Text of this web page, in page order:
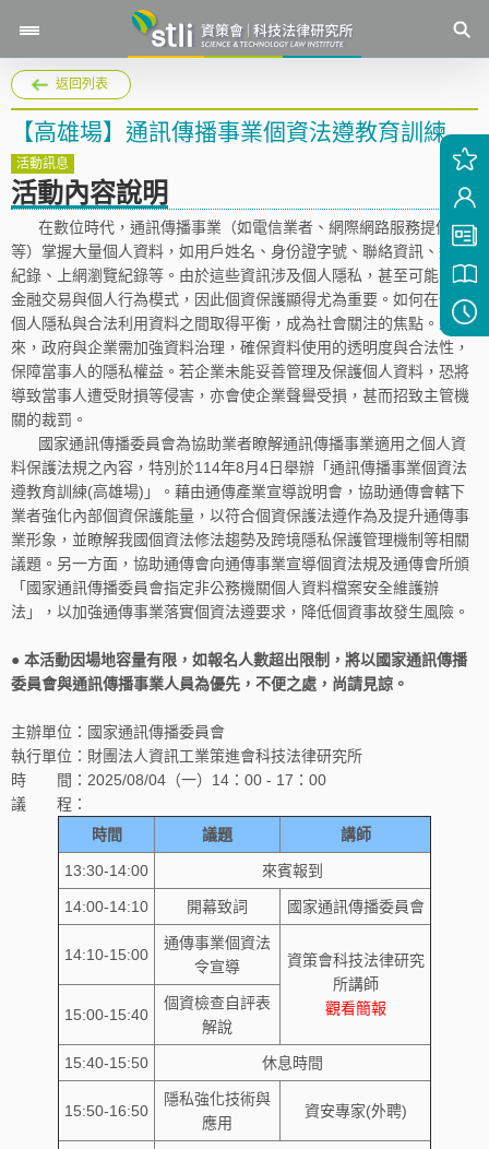
返回列表
【高雄場】通訊傳播事業個資法遵教育訓練
活動訊息
活動內容說明
在數位時代，通訊傳播事業（如電信業者、網際網路服務提供商
等）掌握大量個人資料，如用戶姓名、身份證字號、聯絡資訊、通話
紀錄、上網瀏覽紀錄等。由於這些資訊涉及個人隱私，甚至可能關聯
金融交易與個人行為模式，因此個資保護顯得尤為重要。如何在保護
個人隱私與合法利用資料之間取得平衡，成為社會關注的焦點。未
來，政府與企業需加強資料治理，確保資料使用的透明度與合法性，
保障當事人的隱私權益。若企業未能妥善管理及保護個人資料，恐將
導致當事人遭受財損等侵害，亦會使企業聲譽受損，甚而招致主管機
關的裁罰。
國家通訊傳播委員會為協助業者瞭解通訊傳播事業適用之個人資
料保護法規之內容，特別於114年8月4日舉辦「通訊傳播事業個資法
遵教育訓練(高雄場)」。藉由通傳產業宣導說明會，協助通傳會轄下
業者強化內部個資保護能量，以符合個資保護法遵作為及提升通傳事
業形象，並瞭解我國個資法修法趨勢及跨境隱私保護管理機制等相關
議題。另一方面，協助通傳會向通傳事業宣導個資法規及通傳會所頒
「國家通訊傳播委員會指定非公務機關個人資料檔案安全維護辦
法」，以加強通傳事業落實個資法遵要求，降低個資事故發生風險。
● 本活動因場地容量有限，如報名人數超出限制，將以國家通訊傳播
委員會與通訊傳播事業人員為優先，不便之處，尚請見諒。
主辦單位：國家通訊傳播委員會
執行單位：財團法人資訊工業策進會科技法律研究所
時 間：2025/08/04（一）14：00 - 17：00
議 程：
時間
議題 講師
13:30-14:00 來賓報到
14:00-14:10 開幕致詞 國家通訊傳播委員會
14:10-15:00
通傳事業個資法
令宣導
資策會科技法律研究
所講師
觀看簡報
15:00-15:40
個資檢查自評表
解說
15:40-15:50 休息時間
15:50-16:50
隱私強化技術與
應用
資安專家(外聘)